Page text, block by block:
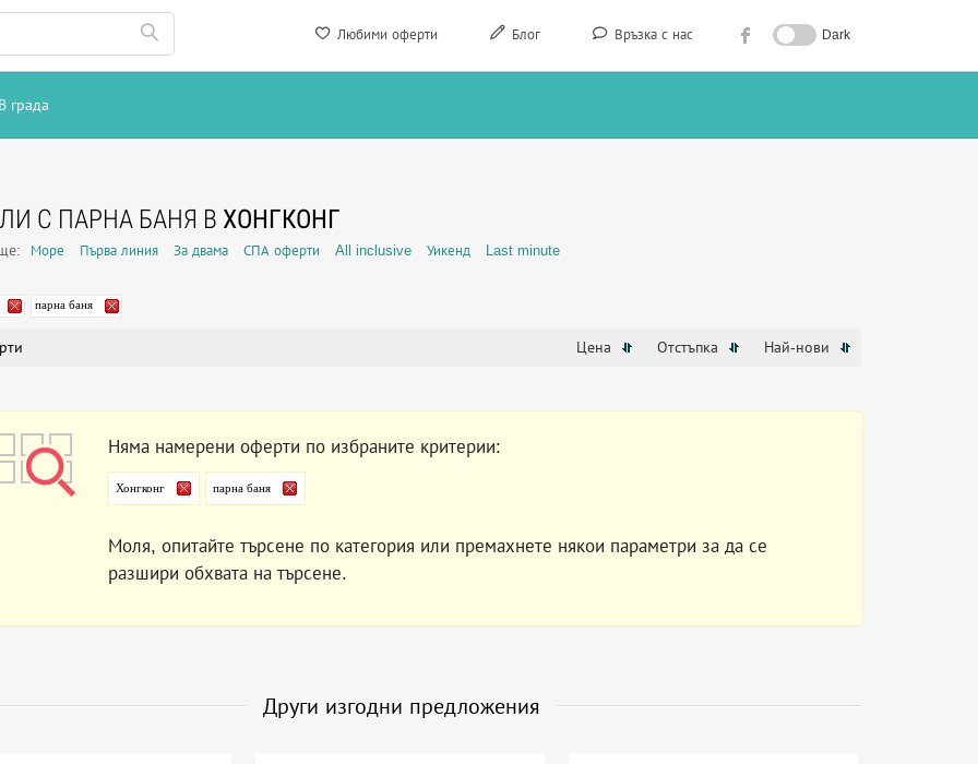
Любими оферти Блог Връзка с нас Dark
В града
С ПАРНА БАНЯ В ХОНГКОНГ
Море Първа линия За двама СПА оферти All inclusive Уикенд Last minute
парна баня
Цена Отстъпка Най-нови
Няма намерени оферти по избраните критерии:
Хонгконг парна баня
Моля, опитайте търсене по категория или премахнете някои параметри за да се
разшири обхвата на търсене.
Други изгодни предложения